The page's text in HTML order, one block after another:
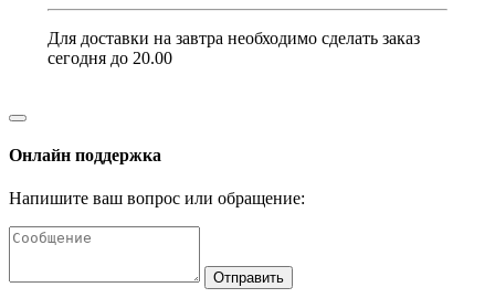
Для доставки на завтра необходимо сделать заказ
сегодня до 20.00
Онлайн поддержка
Напишите ваш вопрос или обращение:
Отправить